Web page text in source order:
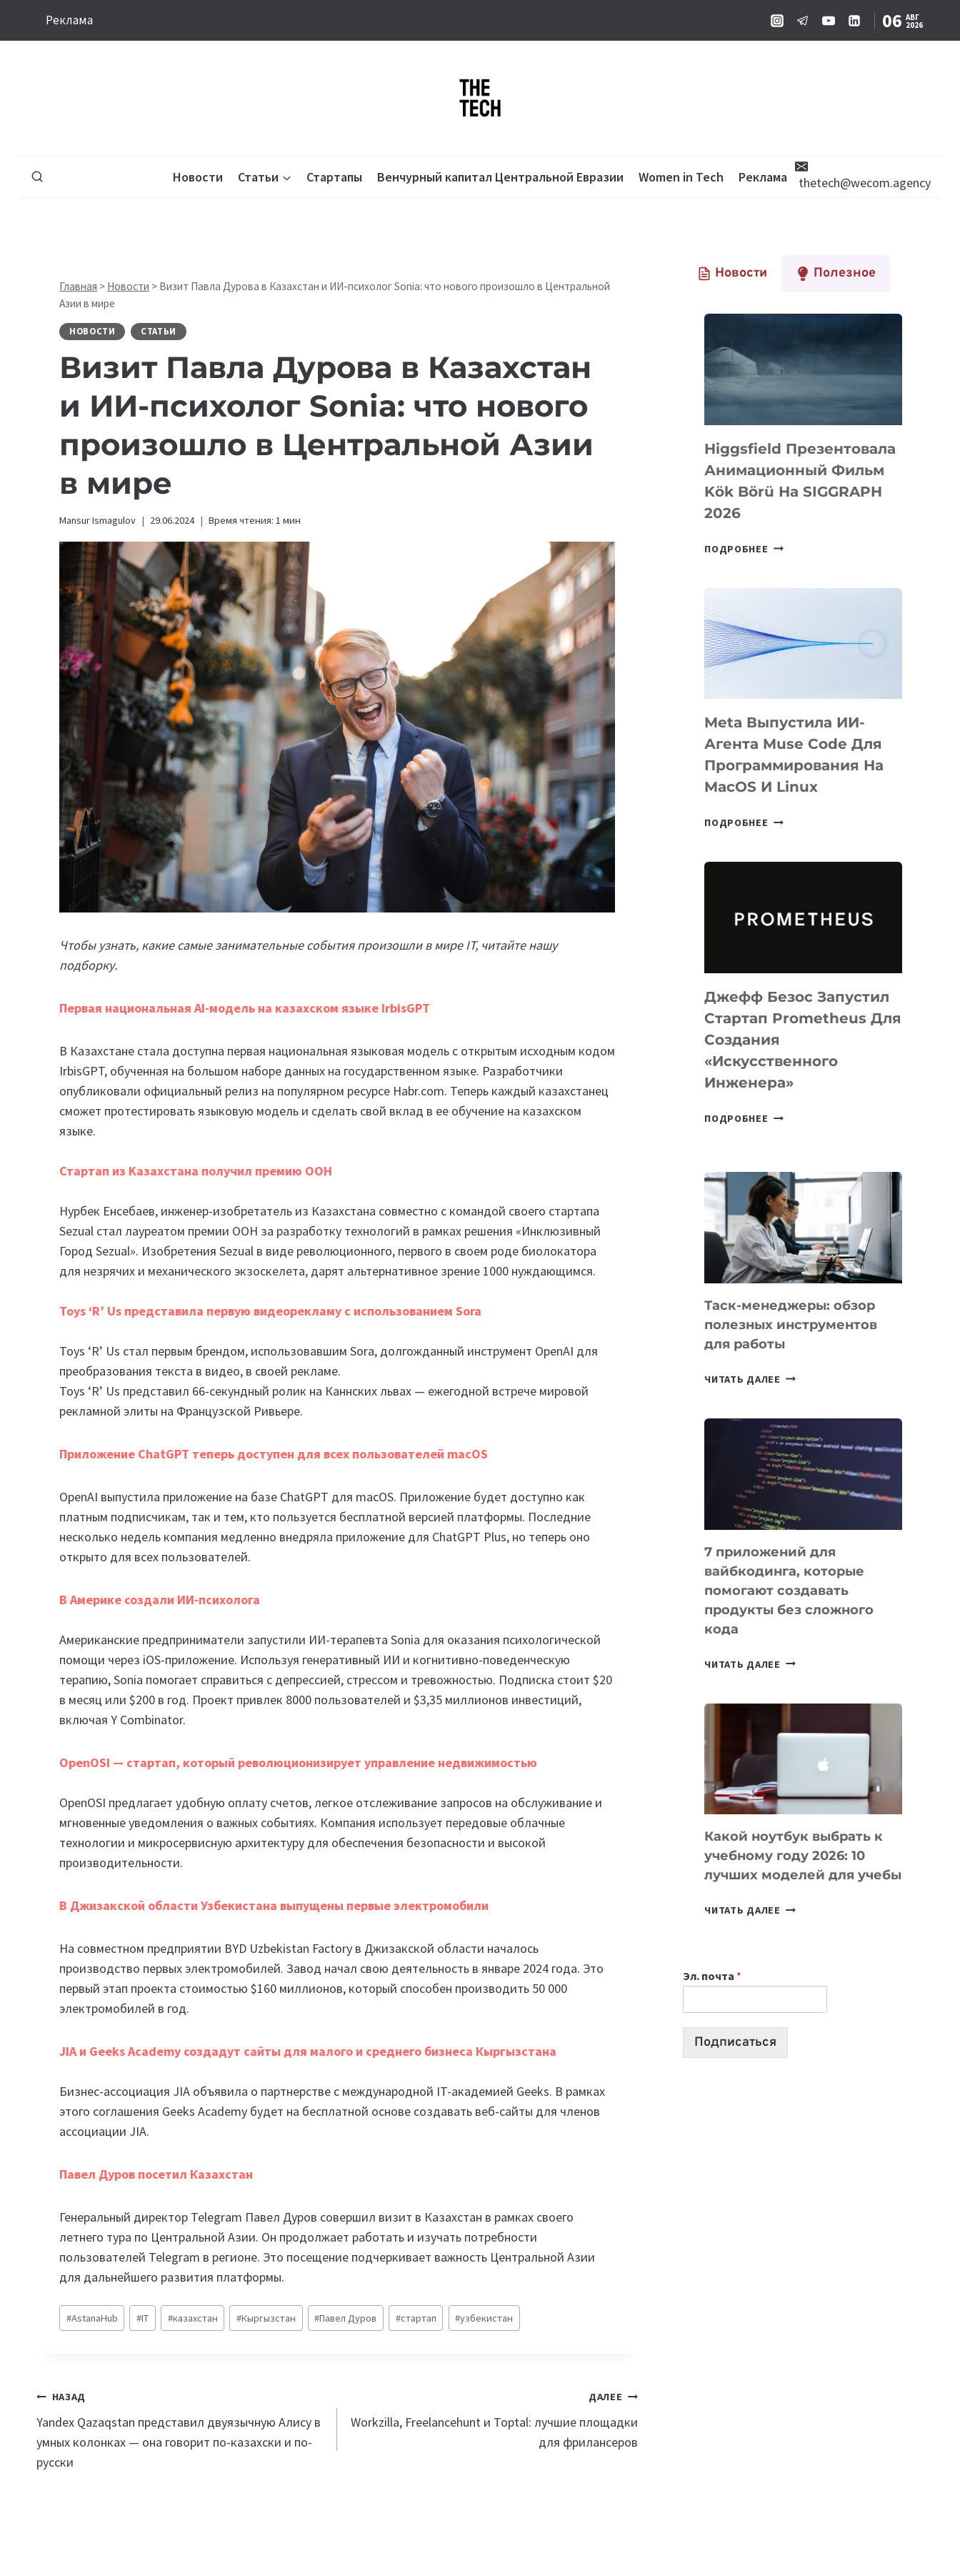
Реклама 06 АВГ
2026
Новости Статьи Стартапы Венчурный капитал Центральной Евразии Women in Tech Реклама thetech@wecom.agency
Главная > Новости > Визит Павла Дурова в Казахстан и ИИ-психолог Sonia: что нового произошло в Центральной
Азии в мире
НОВОСТИ СТАТЬИ
Визит Павла Дурова в Казахстан
и ИИ-психолог Sonia: что нового
произошло в Центральной Азии
в мире
Mansur Ismagulov 29.06.2024 Время чтения: 1 мин
Чтобы узнать, какие самые занимательные события произошли в мире IT, читайте нашу
подборку.
Первая национальная AI-модель на казахском языке IrbisGPT
В Казахстане стала доступна первая национальная языковая модель с открытым исходным кодом
IrbisGPT, обученная на большом наборе данных на государственном языке. Разработчики
опубликовали официальный релиз на популярном ресурсе Habr.com. Теперь каждый казахстанец
сможет протестировать языковую модель и сделать свой вклад в ее обучение на казахском
языке.
Стартап из Kазахстана получил премию ООН
Нурбек Енсебаев, инженер-изобретатель из Казахстана совместно с командой своего стартапа
Sezual стал лауреатом премии ООН за разработку технологий в рамках решения «Инклюзивный
Город Sezual». Изобретения Sezual в виде революционного, первого в своем роде биолокатора
для незрячих и механического экзоскелета, дарят альтернативное зрение 1000 нуждающимся.
Toys ‘R’ Us представила первую видеорекламу с использованием Sora
Toys ‘R’ Us стал первым брендом, использовавшим Sora, долгожданный инструмент OpenAI для
преобразования текста в видео, в своей рекламе.
Toys ‘R’ Us представил 66-секундный ролик на Каннских львах — ежегодной встрече мировой
рекламной элиты на Французской Ривьере.
Приложение ChatGPT теперь доступен для всех пользователей macOS
OpenAI выпустила приложение на базе ChatGPT для macOS. Приложение будет доступно как
платным подписчикам, так и тем, кто пользуется бесплатной версией платформы. Последние
несколько недель компания медленно внедряла приложение для ChatGPT Plus, но теперь оно
открыто для всех пользователей.
В Америке создали ИИ-психолога
Американские предприниматели запустили ИИ-терапевта Sonia для оказания психологической
помощи через iOS-приложение. Используя генеративный ИИ и когнитивно-поведенческую
терапию, Sonia помогает справиться с депрессией, стрессом и тревожностью. Подписка стоит $20
в месяц или $200 в год. Проект привлек 8000 пользователей и $3,35 миллионов инвестиций,
включая Y Combinator.
OpenOSI — стартап, который революционизирует управление недвижимостью
OpenOSI предлагает удобную оплату счетов, легкое отслеживание запросов на обслуживание и
мгновенные уведомления о важных событиях. Компания использует передовые облачные
технологии и микросервисную архитектуру для обеспечения безопасности и высокой
производительности.
В Джизакской области Узбекистана выпущены первые электромобили
На совместном предприятии BYD Uzbekistan Factory в Джизакской области началось
производство первых электромобилей. Завод начал свою деятельность в январе 2024 года. Это
первый этап проекта стоимостью $160 миллионов, который способен производить 50 000
электромобилей в год.
JIA и Geeks Academy создадут сайты для малого и среднего бизнеса Кыргызстана
Бизнес-ассоциация JIA объявила о партнерстве с международной IT-академией Geeks. В рамках
этого соглашения Geeks Academy будет на бесплатной основе создавать веб-сайты для членов
ассоциации JIA.
Павел Дуров посетил Казахстан
Генеральный директор Telegram Павел Дуров совершил визит в Казахстан в рамках своего
летнего тура по Центральной Азии. Он продолжает работать и изучать потребности
пользователей Telegram в регионе. Это посещение подчеркивает важность Центральной Азии
для дальнейшего развития платформы.
Метки
записи:
#AstanaHub #IT #казахстан #Кыргызстан #Павел Дуров #стартап #узбекистан
Навигация
по
записям
НАЗАД
Yandex Qazaqstan представил двуязычную Алису в
умных колонках — она говорит по-казахски и по-
русски
ДАЛЕЕ
Workzilla, Freelancehunt и Toptal: лучшие площадки
для фрилансеров
Новости Полезное
Higgsfield Презентовала
Анимационный Фильм
Kök Börü На SIGGRAPH
2026
ПОДРОБНЕЕ HIGGSFIELD
BÖRÜ
НА
Meta Выпустила ИИ-
Агента Muse Code Для
Программирования На
MacOS И Linux
ПОДРОБНЕЕ META
ДЛЯ
И
LINUX
Джефф Безос Запустил
Стартап Prometheus Для
Создания
«искусственного
Инженера»
ПОДРОБНЕЕ ДЖЕФФ
PROMETHEUS
ДЛЯ
СОЗДАНИЯ
«ИСКУССТВЕННОГО
ИНЖЕНЕРА»
Таск-менеджеры: обзор
полезных инструментов
для работы
ЧИТАТЬ ДАЛЕЕ ТАСК-
ПОЛЕЗНЫХ
ИНСТРУМЕНТОВ
ДЛЯ
РАБОТЫ
7 приложений для
вайбкодинга, которые
помогают создавать
продукты без сложного
кода
ЧИТАТЬ ДАЛЕЕ
КОТОРЫЕ
СОЗДАВАТЬ
БЕЗ
КОДА
Какой ноутбук выбрать к
учебному году 2026: 10
лучших моделей для учебы
ЧИТАТЬ ДАЛЕЕ КАКОЙ
2026:
10
Эл. почта *
Подписаться